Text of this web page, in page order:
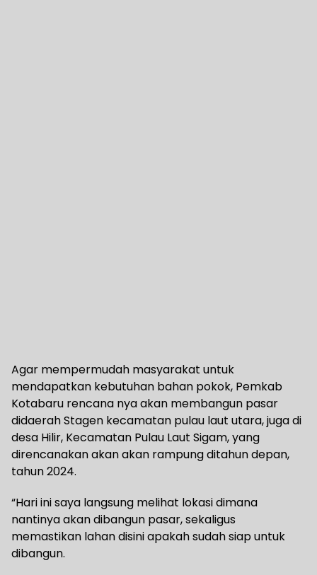
Agar mempermudah masyarakat untuk
mendapatkan kebutuhan bahan pokok, Pemkab
Kotabaru rencana nya akan membangun pasar
didaerah Stagen kecamatan pulau laut utara, juga di
desa Hilir, Kecamatan Pulau Laut Sigam, yang
direncanakan akan akan rampung ditahun depan,
tahun 2024.
“Hari ini saya langsung melihat lokasi dimana
nantinya akan dibangun pasar, sekaligus
memastikan lahan disini apakah sudah siap untuk
dibangun.